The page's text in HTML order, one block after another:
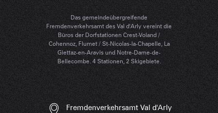
Das gemeindeübergreifende
Fremdenverkehrsamt des Val d'Arly vereint die
Büros der Dorfstationen Crest-Voland /
Cohennoz, Flumet / St-Nicolas-la-Chapelle, La
Giettaz-en-Aravis und Notre-Dame-de-
Bellecombe. 4 Stationen, 2 Skigebiete.
Fremdenverkehrsamt Val d'Arly